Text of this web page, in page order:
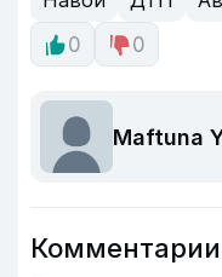
0
0
Maftuna
Комментарии